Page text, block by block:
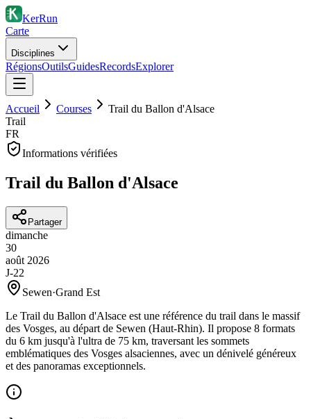
KerRun
Carte
Disciplines
RégionsOutilsGuidesRecordsExplorer
Accueil Courses
Trail du Ballon d'Alsace
Trail
FR
Informations vérifiées
Trail du Ballon d'Alsace
Partager
dimanche
30
août 2026
J-22
Sewen·Grand Est
Le Trail du Ballon d'Alsace est une référence du trail dans le massif
des Vosges, au départ de Sewen (Haut-Rhin). Il propose 8 formats
du 6 km jusqu'à l'ultra de 75 km, traversant les sommets
emblématiques des Vosges alsaciennes, avec un dénivelé généreux
et des panoramas exceptionnels.